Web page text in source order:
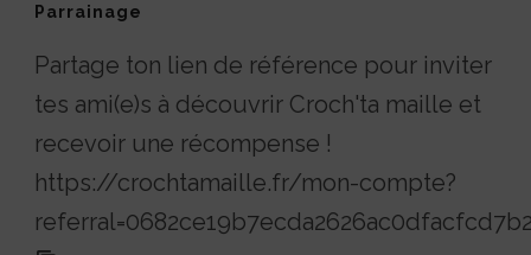
Parrainage
Partage ton lien de référence pour inviter
tes ami(e)s à découvrir Croch'ta maille et
recevoir une récompense !
https://crochtamaille.fr/mon-compte?